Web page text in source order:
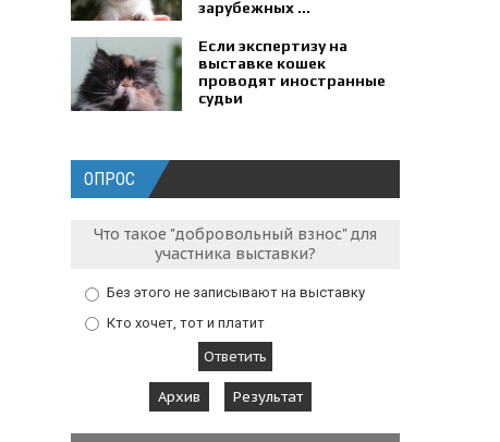
зарубежных ...
Если экспертизу на
выставке кошек
проводят иностранные
судьи
ОПРОС
Что такое "добровольный взнос" для
участника выставки?
Без этого не записывают на выставку
Кто хочет, тот и платит
Архив Результат